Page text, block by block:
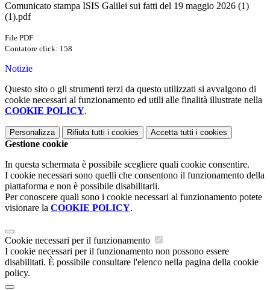
Comunicato stampa ISIS Galilei sui fatti del 19 maggio 2026 (1)
(1).pdf
File PDF
Contatore click: 158
Notizie
Questo sito o gli strumenti terzi da questo utilizzati si avvalgono di
cookie necessari al funzionamento ed utili alle finalità illustrate nella
COOKIE POLICY.
Personalizza Rifiuta tutti i cookies Accetta tutti i cookies
Gestione cookie
In questa schermata è possibile scegliere quali cookie consentire.
I cookie necessari sono quelli che consentono il funzionamento della
piattaforma e non è possibile disabilitarli.
Per conoscere quali sono i cookie necessari al funzionamento potete
visionare la COOKIE POLICY.
Cookie necessari per il funzionamento
I cookie necessari per il funzionamento non possono essere
disabilitati. È possibile consultare l'elenco nella pagina della cookie
policy.